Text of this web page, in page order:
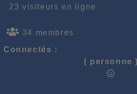
23 visiteurs en ligne
34 membres
Connectés :
( personne )